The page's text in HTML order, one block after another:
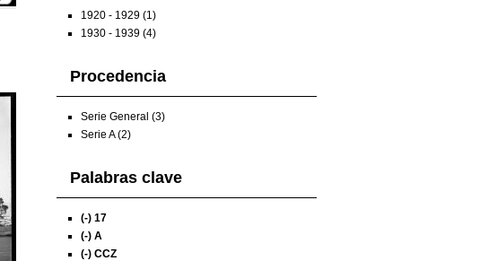
1920 - 1929 (1)
1930 - 1939 (4)
Procedencia
Serie General (3)
Serie A (2)
Palabras clave
(-) 17
(-) A
(-) CCZ